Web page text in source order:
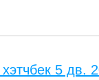
5 дв.